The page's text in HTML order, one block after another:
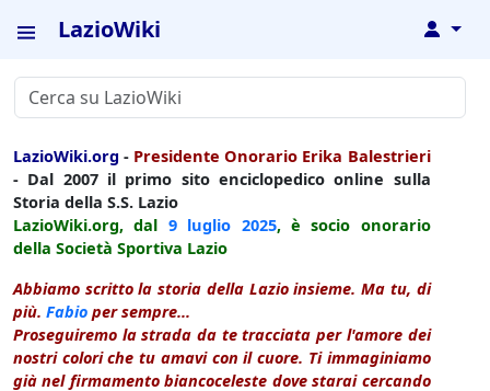
LazioWiki ↓
LazioWiki.org - Presidente Onorario Erika Balestrieri
- Dal 2007 il primo sito enciclopedico online sulla
Storia della S.S. Lazio
LazioWiki.org, dal 9 luglio 2025, è socio onorario
della Società Sportiva Lazio
Abbiamo scritto la storia della Lazio insieme. Ma tu, di
più. Fabio per sempre...
Proseguiremo la strada da te tracciata per l'amore dei
nostri colori che tu amavi con il cuore. Ti immaginiamo
già nel firmamento biancoceleste dove starai cercando